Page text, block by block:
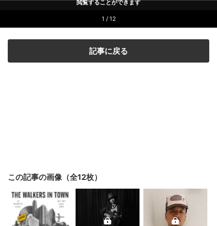
閲覧することができます
1 / 12
記事に戻る
この記事の画像（全12枚）